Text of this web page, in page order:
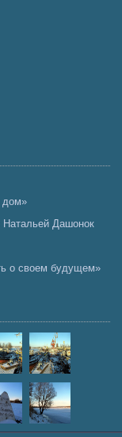
дом»
Натальей Дашонок
о своем будущем»